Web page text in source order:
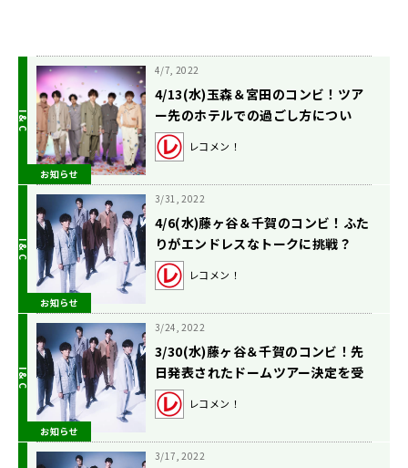
お知らせ
4/7, 2022
4/13(水)玉森＆宮田のコンビ！ツア
ー先のホテルでの過ごし方につい
て！
レコメン！
お知らせ
3/31, 2022
4/6(水)藤ヶ谷＆千賀のコンビ！ふた
りがエンドレスなトークに挑戦？
レコメン！
お知らせ
3/24, 2022
3/30(水)藤ヶ谷＆千賀のコンビ！先
日発表されたドームツアー決定を受
けて！
レコメン！
3/17, 2022